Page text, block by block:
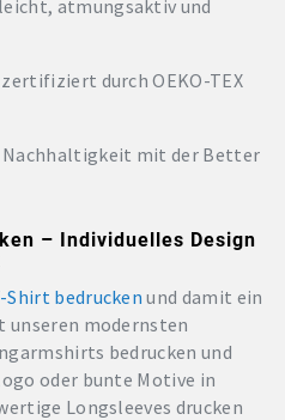
atmungsaktiv und
durch OEKO-TEX
mit der Better
– Individuelles Design
Shirt bedrucken und damit ein
unseren modernsten
bedrucken und
oder bunte Motive in
Longsleeves drucken